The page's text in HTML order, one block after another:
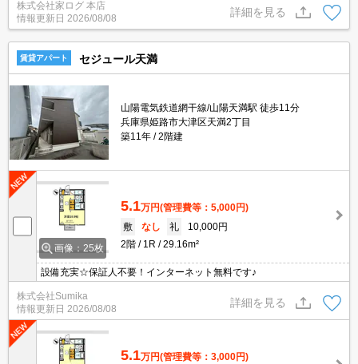
株式会社家ログ 本店
情報更新日 2026/08/08
詳細を見る
賃貸アパート セジュール天満
山陽電気鉄道網干線/山陽天満駅 徒歩11分
兵庫県姫路市大津区天満2丁目
築11年
2階建
画像：25枚
5.1万円(管理費等：5,000円)
敷
なし 礼
10,000円
2階
1R 29.16m²
設備充実☆保証人不要！インターネット無料です♪
株式会社Sumika
情報更新日 2026/08/08
詳細を見る
5.1万円(管理費等：3,000円)